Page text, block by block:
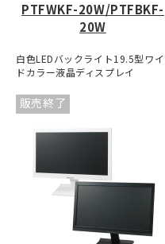
PTFWKF-20W/PTFBKF-
20W
白色LEDバックライト19.5型ワイ
ドカラー液晶ディスプレイ
販売終了